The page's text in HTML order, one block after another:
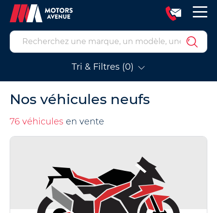
Tri & Filtres (0)
Nos véhicules neufs
76 véhicules en vente